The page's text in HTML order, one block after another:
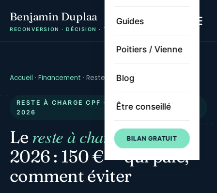
Benjamin Duplaa
RECONVERSION · DÉCISION · TRAJECTOIRE
Guides
Poitiers / Vienne
Blog
Être conseillé
BILAN GRATUIT
Accueil · Financement · Reste à charge CPF
RESTE À CHARGE CPF · 150 € DEPUIS AVRIL
2026
Le reste à chargeCPF en
2026 : 150 € — qui paie,
comment éviter